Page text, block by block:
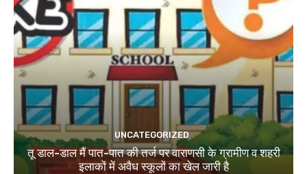
UNCATEGORIZED
तू डाल-डाल मैं पात-पात की तर्ज पर वाराणसी के ग्रामीण व शहरी
इलाकों में अवैध स्कूलों का खेल जारी है